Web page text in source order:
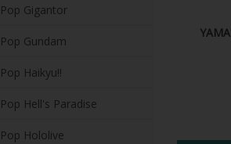
Gigantor
Gundam
Haikyu!!
Hell's Paradise
Hololive